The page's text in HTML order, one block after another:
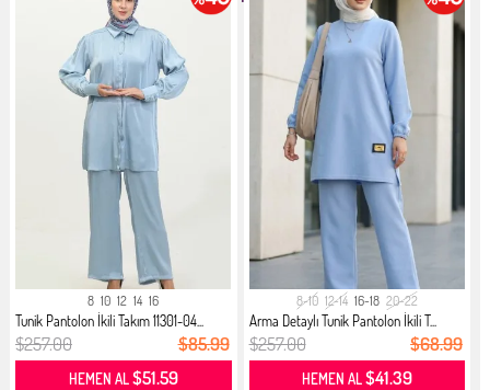
8 10 12 14 16
Tunik Pantolon İkili Takım 11301-04...
$257.00 $85.99
HEMEN AL$51.59
8-10 12-14 16-18 20-22
Arma Detaylı Tunik Pantolon İkili T...
$257.00 $68.99
HEMEN AL$41.39